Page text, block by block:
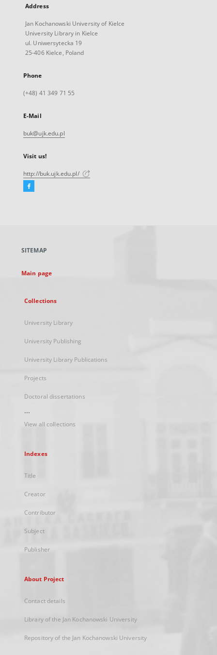
Address
Jan Kochanowski University of Kielce
University Library in Kielce
ul. Uniwersytecka 19
25-406 Kielce, Poland
Phone
(+48) 41 349 71 55
E-Mail
buk@ujk.edu.pl
Visit us!
http://buk.ujk.edu.pl/
Facebook
new
SITEMAP
Main page
Collections
University Library
University Publishing
University Library Publications
Projects
Doctoral dissertations
...
View all collections
Indexes
Title
Creator
Contributor
Subject
Publisher
About Project
Contact details
Library of the Jan Kochanowski University
Repository of the Jan Kochanowski University